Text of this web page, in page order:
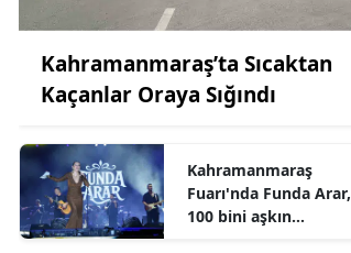
Gönder
Kahramanmaraş’ta Sıcaktan
Kaçanlar Oraya Sığındı
Kahramanmaraş
Fuarı'nda Funda Arar,
100 bini aşkın